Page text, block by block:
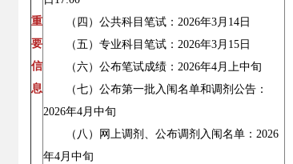
重
要
信
息
（四）公共科目笔试：2026年3月14日
（五）专业科目笔试：2026年3月15日
（六）公布笔试成绩： 2026年4月上中旬
（七）公布第一批入闱名单和调剂公告：
2026年4月中旬
（八）网上调剂、公布调剂入闱名单： 2026
年4月中旬